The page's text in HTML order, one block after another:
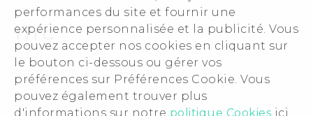
performances du site et fournir une
expérience personnalisée et la publicité. Vous
pouvez accepter nos cookies en cliquant sur
le bouton ci-dessous ou gérer vos
préférences sur Préférences Cookie. Vous
pouvez également trouver plus
d'informations sur notre politique Cookies ici.
Informations sur la société
Sécurité du produit
Politique de confidentialité
Cookie Preferences
Carrières
© 2011-2026 HTC Corporation
Mentions Légales